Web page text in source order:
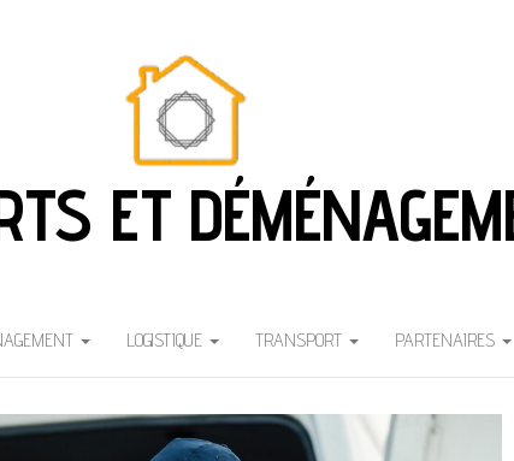
ET
LOGISTIQUE TRANSPORT PARTENAIRES